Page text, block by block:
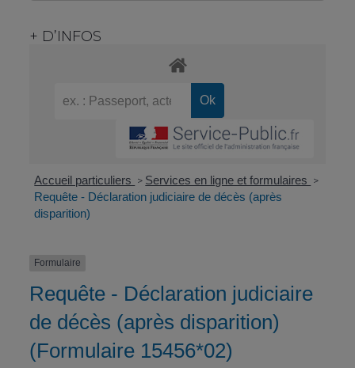
+ D’INFOS
Accueil particuliers > Services en ligne et formulaires >
Requête - Déclaration judiciaire de décès (après
disparition)
Formulaire
Requête - Déclaration judiciaire
de décès (après disparition)
(Formulaire 15456*02)